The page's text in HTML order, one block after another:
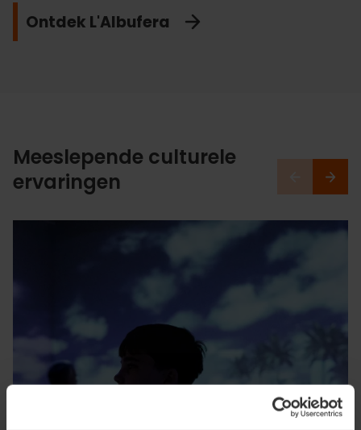
Ontdek L'Albufera
Meeslepende culturele
ervaringen